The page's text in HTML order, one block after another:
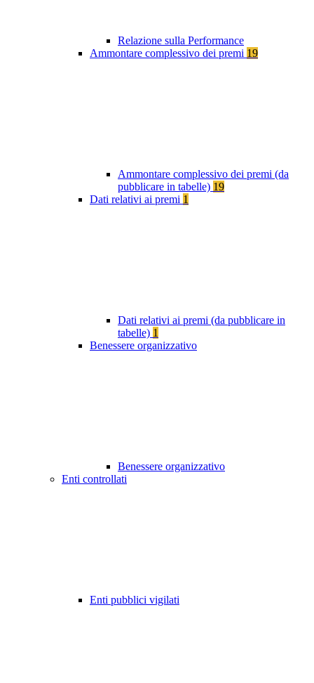
Relazione sulla Performance
Ammontare complessivo dei premi 19
Ammontare complessivo dei premi (da
pubblicare in tabelle) 19
Dati relativi ai premi 1
Dati relativi ai premi (da pubblicare in
tabelle) 1
Benessere organizzativo
Benessere organizzativo
Enti controllati
Enti pubblici vigilati